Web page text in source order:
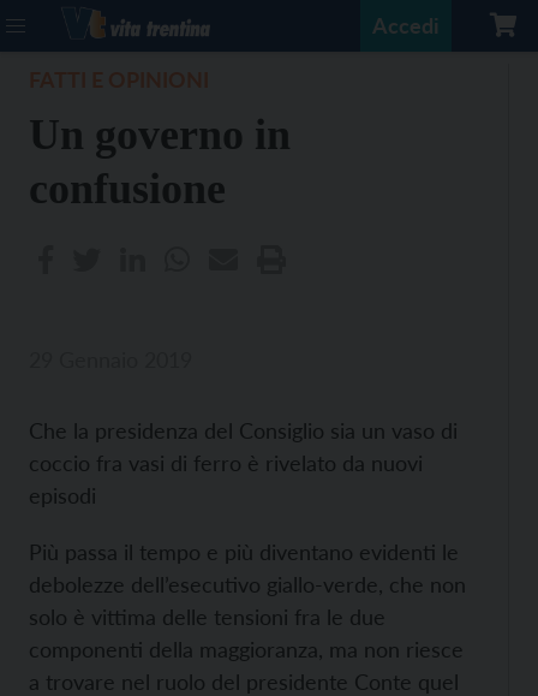
Accedi
Un governo in
confusione
Che la presidenza del Consiglio sia un vaso di
coccio fra vasi di ferro è rivelato da nuovi
episodi
Più passa il tempo e più diventano evidenti le
debolezze dell’esecutivo giallo-verde, che non
solo è vittima delle tensioni fra le due
componenti della maggioranza, ma non riesce
a trovare nel ruolo del presidente Conte quel